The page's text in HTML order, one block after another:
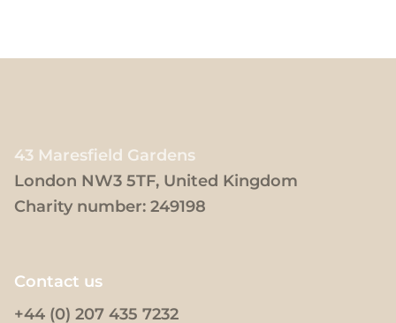
43 Maresfield Gardens
London NW3 5TF, United Kingdom
Charity number: 249198
Contact us
+44 (0) 207 435 7232